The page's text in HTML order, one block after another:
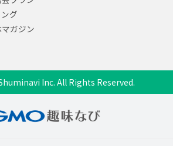
グ
ガジン
Inc. All Rights Reserved.